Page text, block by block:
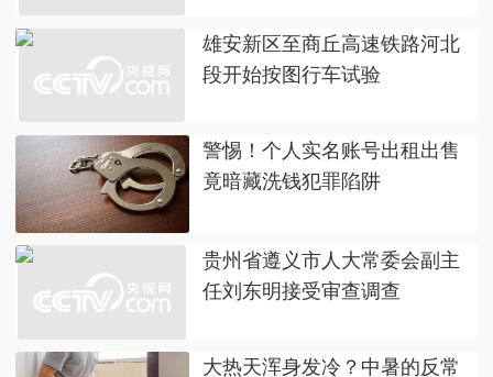
雄安新区至商丘高速铁路河北
段开始按图行车试验
警惕！个人实名账号出租出售
竟暗藏洗钱犯罪陷阱
贵州省遵义市人大常委会副主
任刘东明接受审查调查
大热天浑身发冷？中暑的反常